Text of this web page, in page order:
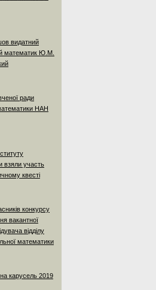
видатний
математик Ю.М.
ради
НАН
взяли участь
квесті
конкурсу
вакантної
відділу
математики
карусель 2019